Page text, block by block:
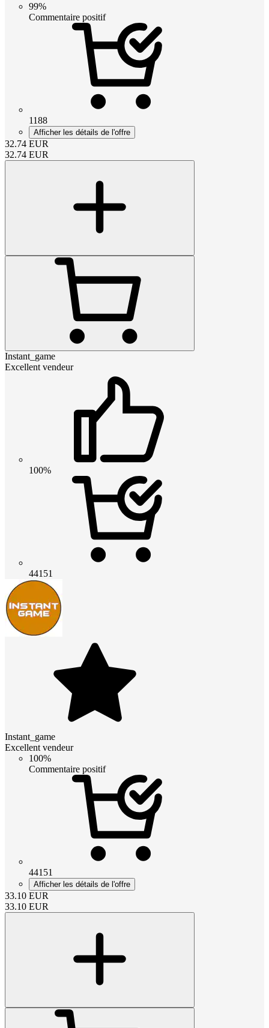
99%
Commentaire positif
1188
Afficher les détails de l'offre
32.74 EUR
32.74 EUR
Instant_game
Excellent vendeur
100%
44151
Instant_game
Excellent vendeur
100%
Commentaire positif
44151
Afficher les détails de l'offre
33.10 EUR
33.10 EUR